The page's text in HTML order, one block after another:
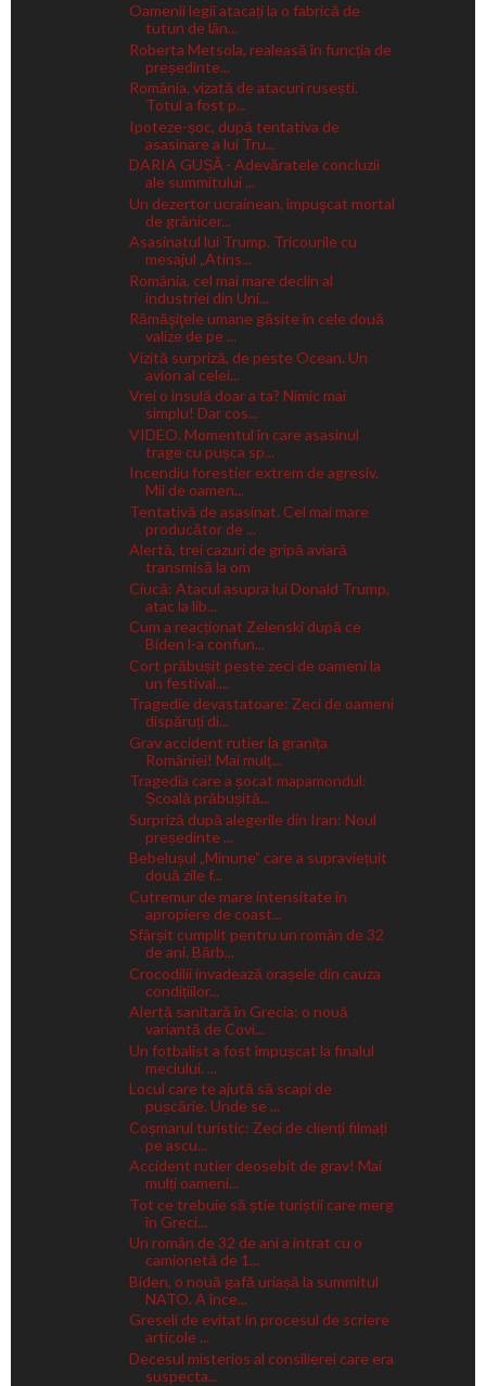
Oamenii legii atacați la o fabrică de
tutun de lân...
Roberta Metsola, realeasă în funcția de
președinte...
România, vizată de atacuri rusești.
Totul a fost p...
Ipoteze-șoc, după tentativa de
asasinare a lui Tru...
DARIA GUȘĂ - Adevăratele concluzii
ale summitului ...
Un dezertor ucrainean, împuşcat mortal
de grănicer...
Asasinatul lui Trump. Tricourile cu
mesajul „Atins...
România, cel mai mare declin al
industriei din Uni...
Rămăşiţele umane găsite în cele două
valize de pe ...
Vizită surpriză, de peste Ocean. Un
avion al celei...
Vrei o insulă doar a ta? Nimic mai
simplu! Dar cos...
VIDEO. Momentul în care asasinul
trage cu pușca sp...
Incendiu forestier extrem de agresiv.
Mii de oamen...
Tentativă de asasinat. Cel mai mare
producător de ...
Alertă, trei cazuri de gripă aviară
transmisă la om
Ciucă: Atacul asupra lui Donald Trump,
atac la lib...
Cum a reacționat Zelenski după ce
Biden l-a confun...
Cort prăbușit peste zeci de oameni la
un festival....
Tragedie devastatoare: Zeci de oameni
dispăruți di...
Grav accident rutier la granița
României! Mai mulț...
Tragedia care a șocat mapamondul:
Școală prăbușită...
Surpriză după alegerile din Iran: Noul
președinte ...
Bebelușul „Minune” care a supraviețuit
două zile f...
Cutremur de mare intensitate în
apropiere de coast...
Sfârșit cumplit pentru un român de 32
de ani. Bărb...
Crocodilii invadează orașele din cauza
condițiilor...
Alertă sanitară în Grecia: o nouă
variantă de Covi...
Un fotbalist a fost împușcat la finalul
meciului. ...
Locul care te ajută să scapi de
pușcărie. Unde se ...
Coșmarul turistic: Zeci de clienți filmați
pe ascu...
Accident rutier deosebit de grav! Mai
mulți oameni...
Tot ce trebuie să știe turiștii care merg
în Greci...
Un român de 32 de ani a intrat cu o
camionetă de 1...
Biden, o nouă gafă uriașă la summitul
NATO. A înce...
Greseli de evitat in procesul de scriere
articole ...
Decesul misterios al consilierei care era
suspecta...